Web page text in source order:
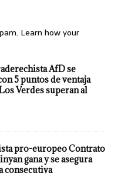
Learn how your
AfD se
5 puntos de ventaja
Verdes superan al
pro-europeo Contrato
gana y se asegura
consecutiva